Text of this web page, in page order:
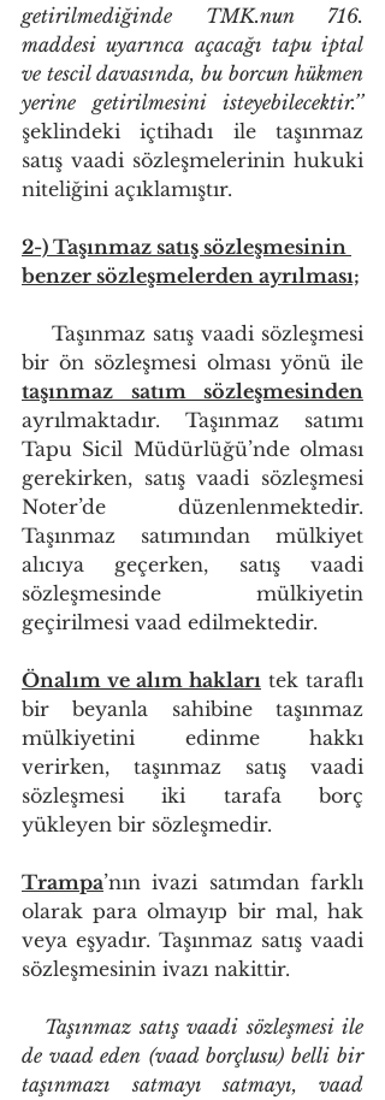
getirilmediğinde TMK.nun 716.
maddesi uyarınca açacağı tapu iptal
ve tescil davasında, bu borcun hükmen
yerine getirilmesini isteyebilecektir.’’
şeklindeki içtihadı ile taşınmaz
satış vaadi sözleşmelerinin hukuki
niteliğini açıklamıştır.
2-) Taşınmaz satış sözleşmesinin
benzer sözleşmelerden ayrılması;
taşınmaz satım sözleşmesinden
ayrılmaktadır. Taşınmaz satımı
Tapu Sicil Müdürlüğü’nde olması
gerekirken, satış vaadi sözleşmesi
Noter’de düzenlenmektedir.
Taşınmaz satımından mülkiyet
alıcıya geçerken, satış vaadi
sözleşmesinde mülkiyetin
geçirilmesi vaad edilmektedir.
Önalım ve alım hakları tek taraflı
bir beyanla sahibine taşınmaz
mülkiyetini edinme hakkı
verirken, taşınmaz satış vaadi
sözleşmesi iki tarafa borç
yükleyen bir sözleşmedir.
Trampa’nın ivazi satımdan farklı
olarak para olmayıp bir mal, hak
veya eşyadır. Taşınmaz satış vaadi
sözleşmesinin ivazı nakittir.
de vaad eden (vaad borçlusu) belli bir
taşınmazı satmayı satmayı, vaad